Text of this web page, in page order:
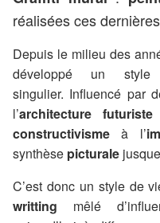
réalisées ces
Depuis le milieu des
développé un
singulier. Influencé par
l’architecture futuriste
constructivisme à l’
synthèse picturale
C’est donc un style de
writting mêlé